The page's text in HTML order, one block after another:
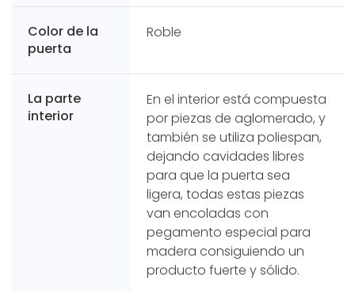
Color de la
puerta
Roble
La parte
interior
En el interior está compuesta
por piezas de aglomerado, y
también se utiliza poliespan,
dejando cavidades libres
para que la puerta sea
ligera, todas estas piezas
van encoladas con
pegamento especial para
madera consiguiendo un
producto fuerte y sólido.